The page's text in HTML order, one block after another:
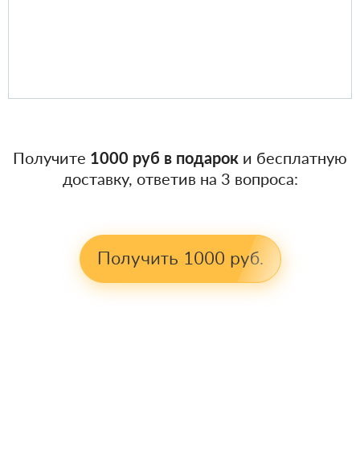
Получите 1000 руб в подарок и бесплатную
доставку, ответив на 3 вопроса:
Получить 1000 руб.